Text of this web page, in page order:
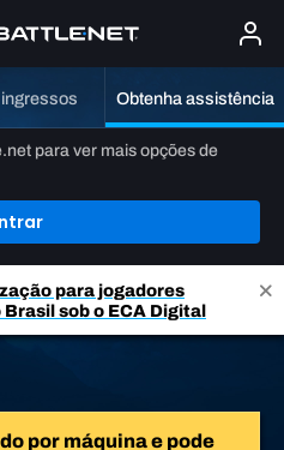
Obtenha assistência
para ver mais opções de
para jogadores
sob o ECA Digital
por máquina e pode